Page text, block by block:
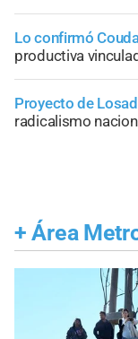
Lo confirmó
productiva
Proyecto de
radicalismo
+ Área